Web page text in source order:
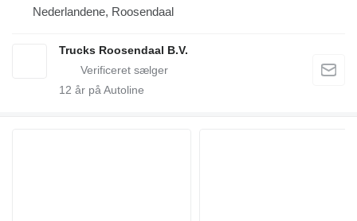
Nederlandene, Roosendaal
Trucks Roosendaal B.V.
12 år på Autoline